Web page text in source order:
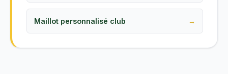
Maillot personnalisé club